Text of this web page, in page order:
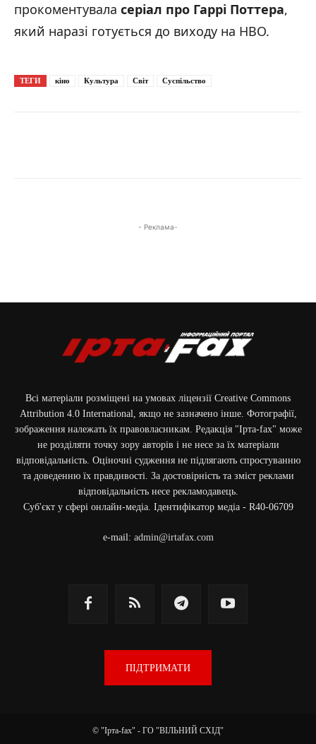
прокоментувала серіал про Гаррі Поттера,
який наразі готується до виходу на HBO.
ТЕГИ кіно Культура Світ Суспільство
- Реклама-
Всі матеріали розміщені на умовах ліцензії Creative Commons
Attribution 4.0 International, якщо не зазначено інше. Фотографії,
зображення належать їх правовласникам. Редакція "Ірта-fax" може
не розділяти точку зору авторів і не несе за їх матеріали
відповідальність. Оціночні судження не підлягають спростуванню
та доведенню їх правдивості. За достовірність та зміст реклами
відповідальність несе рекламодавець.
Cуб'єкт у сфері онлайн-медіа. Ідентифікатор медіа - R40-06709
e-mail: admin@irtafax.com
ПІДТРИМАТИ
© "Ірта-fax" - ГО "ВІЛЬНИЙ СХІД"